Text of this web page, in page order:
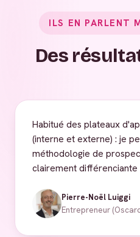
ILS EN PARLENT
Des
Habitué des plateaux
(interne et externe) : je
méthodologie de
clairement différenciante
Pierre-Noël Luiggi
Entrepreneur